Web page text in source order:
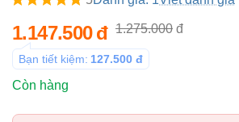
1.147.500đ 1.275.000 đ
Bạn tiết kiệm: 127.500 đ
Còn hàng